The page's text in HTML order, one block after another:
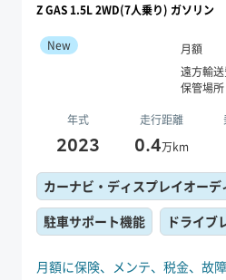
Z GAS 1.5L 2WD(7人乗り) ガソリン
New 月額
遠方輸送
保管場所
年式 走行距離
2023 0.4万km
月額に保険、 メンテ、 税金、 故
カーナビ・ディスプレイオーデ
駐車サポート機能
ドライブ